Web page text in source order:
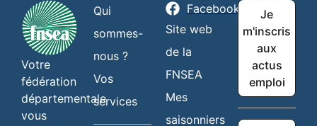
Votre
fédération
départementale
vous
Qui
sommes-
nous ?
Vos
services
Facebook
Site web
de la
FNSEA
Mes
saisonniers
Je
m'inscris
aux
actus
emploi